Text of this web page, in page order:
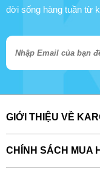
đời sống hàng tuần từ
GIỚI THIỆU VỀ
CHÍNH SÁCH MUA